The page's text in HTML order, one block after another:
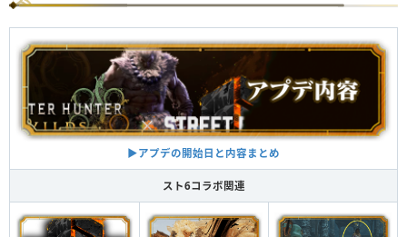
▶︎アプデの開始日と内容まとめ
スト6コラボ関連